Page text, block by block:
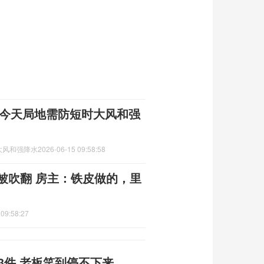
天局地需防短时大风和强
和强降水2026-06-15 09:58:58
吹翻 房主：铁皮做的，里